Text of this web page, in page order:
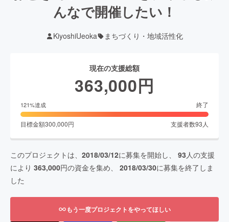
んなで開催したい！
KiyoshiUeoka まちづくり・地域活性化
現在の支援総額
363,000円
121%達成 終了
目標金額300,000円 支援者数93 人
このプロジェクトは、 2018/03/12に募集を開始し、 93人の支援
により 363,000円の資金を集め、 2018/03/30に募集を終了しま
した
もう一度プロジェクトをやってほしい